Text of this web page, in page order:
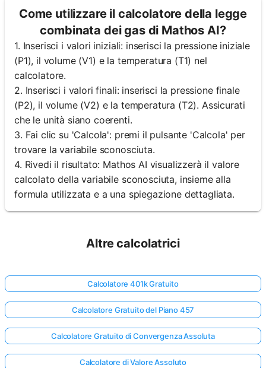
Come utilizzare il calcolatore della legge
combinata dei gas di Mathos AI?
1. Inserisci i valori iniziali: inserisci la pressione iniziale
(P1), il volume (V1) e la temperatura (T1) nel
calcolatore.
2. Inserisci i valori finali: inserisci la pressione finale
(P2), il volume (V2) e la temperatura (T2). Assicurati
che le unità siano coerenti.
3. Fai clic su 'Calcola': premi il pulsante 'Calcola' per
trovare la variabile sconosciuta.
4. Rivedi il risultato: Mathos AI visualizzerà il valore
calcolato della variabile sconosciuta, insieme alla
formula utilizzata e a una spiegazione dettagliata.
Altre calcolatrici
Calcolatore 401k Gratuito
Calcolatore Gratuito del Piano 457
Calcolatore Gratuito di Convergenza Assoluta
Calcolatore di Valore Assoluto